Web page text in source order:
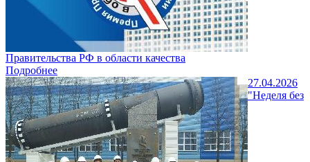
Правительства РФ в области качества
Подробнее
27.04.2026
"Неделя без